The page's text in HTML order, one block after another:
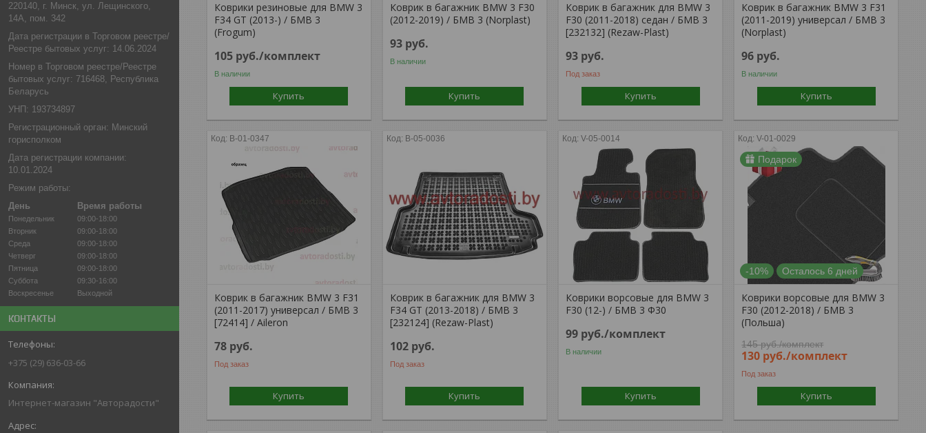
220140, г. Минск, ул. Лещинского,
14А, пом. 342
Дата регистрации в Торговом реестре/
Реестре бытовых услуг: 14.06.2024
Номер в Торговом реестре/Реестре
бытовых услуг: 716468, Республика
Беларусь
УНП: 193734897
Регистрационный орган: Минский
горисполком
Дата регистрации компании:
10.01.2024
Режим работы:
День
Время работы
Понедельник
09:00-18:00
Вторник
09:00-18:00
Среда
09:00-18:00
Четверг
09:00-18:00
Пятница
09:00-18:00
Суббота
09:30-16:00
Воскресенье
Выходной
КОНТАКТЫ
+375 (29) 636-03-66
Интернет-магазин "Авторадости"
Коврики резиновые для BMW 3
F34 GT (2013-) / БМВ 3
(Frogum)
105 руб./комплект
В наличии
Купить
Коврик в багажник BMW 3 F30
(2012-2019) / БМВ 3 (Norplast)
93 руб.
В наличии
Купить
Коврик в багажник для BMW 3
F30 (2011-2018) седан / БМВ 3
[232132] (Rezaw-Plast)
93 руб.
Под заказ
Купить
Коврик в багажник BMW 3 F31
(2011-2019) универсал / БМВ 3
(Norplast)
96 руб.
В наличии
Купить
B-01-0347
Коврик в багажник BMW 3 F31
(2011-2017) универсал / БМВ 3
[72414] / Aileron
78 руб.
Под заказ
Купить
B-05-0036
Коврик в багажник для BMW 3
F34 GT (2013-2018) / БМВ 3
[232124] (Rezaw-Plast)
102 руб.
Под заказ
Купить
V-05-0014
Коврики ворсовые для BMW 3
F30 (12-) / БМВ 3 Ф30
99 руб./комплект
В наличии
Купить
V-01-0029
Подарок
-10% Осталось 6 дней
Коврики ворсовые для BMW 3
F30 (2012-2018) / БМВ 3
(Польша)
145руб./комплект
130 руб./комплект
Под заказ
Купить